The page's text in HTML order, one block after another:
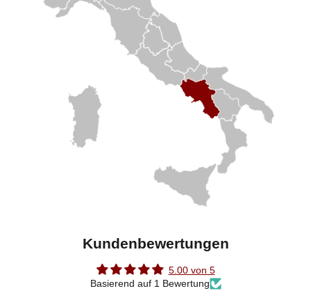
Kundenbewertungen
5.00 von 5
Basierend auf 1 Bewertung